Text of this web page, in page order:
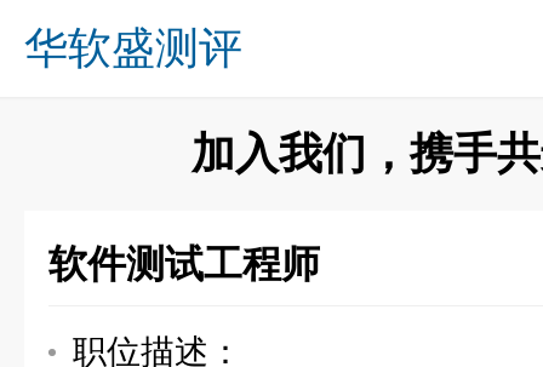
华软盛测评
加入我们，携手
软件测试工程师
职位描述：